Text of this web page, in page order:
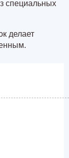
специальных
делает